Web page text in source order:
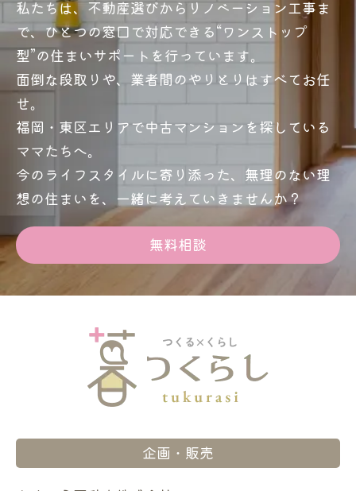
私たちは、不動産選びからリノベーション工事ま
で、ひとつの窓口で対応できる“ワンストップ
型”の住まいサポートを行っています。
面倒な段取りや、業者間のやりとりはすべてお任
せ。
福岡・東区エリアで中古マンションを探している
ママたちへ。
今のライフスタイルに寄り添った、無理のない理
想の住まいを、一緒に考えていきませんか？
無料相談
企画・販売